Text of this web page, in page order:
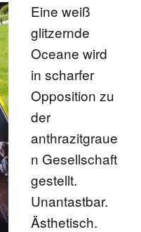
Eine weiß
glitzernde
Oceane wird
in scharfer
Opposition zu
der
anthrazitgraue
n Gesellschaft
gestellt.
Unantastbar.
Ästhetisch.